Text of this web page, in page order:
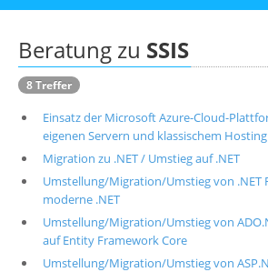
Individuelle Schulungen
Wissen
Über uns
Suche
Beratung zu SSIS
8 Treffer
Einsatz der Microsoft Azure-Cloud-
eigenen Servern und klassischem Hosting
Migration zu .NET / Umstieg auf .NET
Umstellung/Migration/Umstieg von .NET
moderne .NET
Umstellung/Migration/Umstieg von
auf Entity Framework Core
Umstellung/Migration/Umstieg von